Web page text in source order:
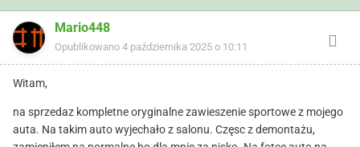
Mario448
Opublikowano 4 października 2025 o 10:11
Witam,
na sprzedaz kompletne oryginalne zawieszenie sportowe z mojego
auta. Na takim auto wyjechało z salonu. Częsc z demontażu,